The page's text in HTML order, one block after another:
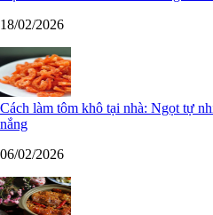
18/02/2026
Cách làm tôm khô tại nhà: Ngọt tự
nắng
06/02/2026